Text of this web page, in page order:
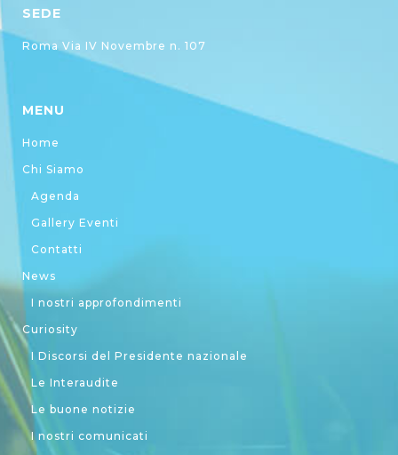
SEDE
Roma Via IV Novembre n. 107
MENU
Home
Chi Siamo
Agenda
Gallery Eventi
Contatti
News
I nostri approfondimenti
Curiosity
I Discorsi del Presidente nazionale
Le Interaudite
Le buone notizie
I nostri comunicati